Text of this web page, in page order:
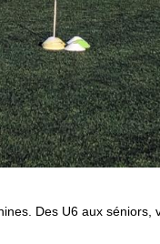
Des U6 aux séniors,